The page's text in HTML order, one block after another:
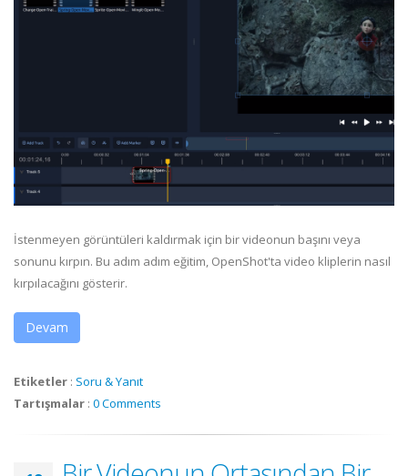
İstenmeyen görüntüleri kaldırmak için bir videonun başını veya
sonunu kırpın. Bu adım adım eğitim, OpenShot'ta video kliplerin nasıl
kırpılacağını gösterir.
Devam
Etiketler : Soru & Yanıt
Tartışmalar : 0 Comments